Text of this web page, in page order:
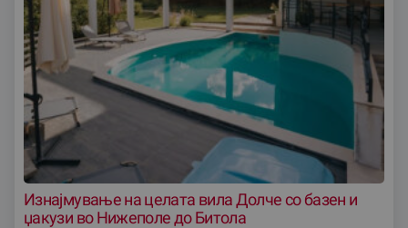
Изнајмување на целата вила Долче со базен и
џакузи во Нижеполе до Битола